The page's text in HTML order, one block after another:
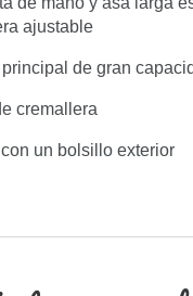
ajustable
de gran
cremallera
un bolsillo exterior